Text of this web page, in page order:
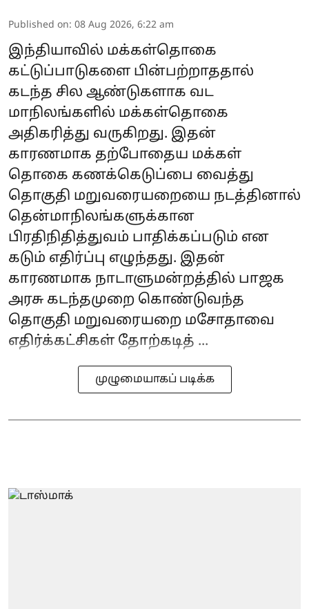
Published on: 08 Aug 2026, 6:22 am
இந்தியாவில் மக்கள்தொகை
கட்டுப்பாடுகளை பின்பற்றாததால்
கடந்த சில ஆண்டுகளாக வட
மாநிலங்களில் மக்கள்தொகை
அதிகரித்து வருகிறது. இதன்
காரணமாக தற்போதைய மக்கள்
தொகை கணக்கெடுப்பை வைத்து
தொகுதி மறுவரையறையை நடத்தினால்
தென்மாநிலங்களுக்கான
பிரதிநிதித்துவம் பாதிக்கப்படும் என
கடும் எதிர்ப்பு எழுந்தது. இதன்
காரணமாக நாடாளுமன்றத்தில் பாஜக
அரசு கடந்தமுறை கொண்டுவந்த
தொகுதி மறுவரையறை மசோதாவை
எதிர்க்கட்சிகள் தோற்கடித் ...
முழுமையாகப் படிக்க